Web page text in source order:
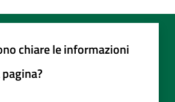
chiare le informazioni